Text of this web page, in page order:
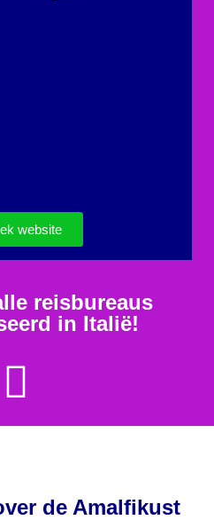
website
reisbureaus
in Italië!
de Amalfikust